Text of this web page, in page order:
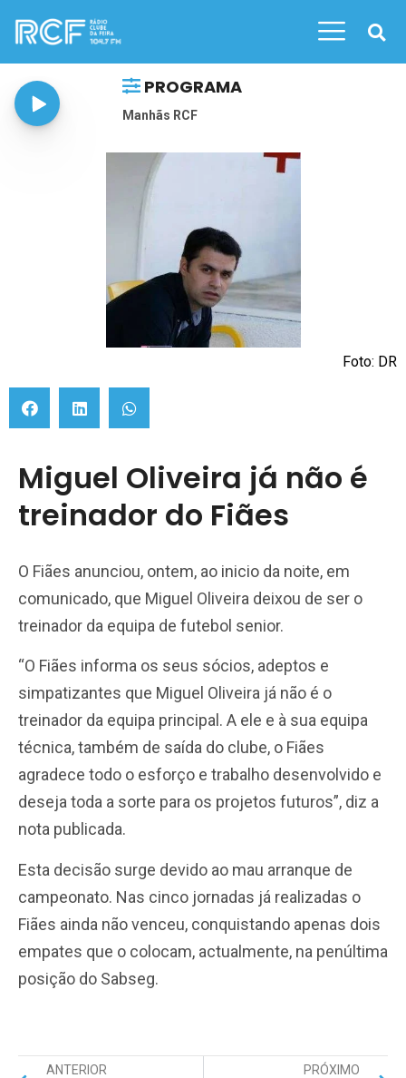
PROGRAMA
Manhãs RCF
Foto: DR
Miguel Oliveira já não é
treinador do Fiães
O Fiães anunciou, ontem, ao inicio da noite, em
comunicado, que Miguel Oliveira deixou de ser o
treinador da equipa de futebol senior.
“O Fiães informa os seus sócios, adeptos e
simpatizantes que Miguel Oliveira já não é o
treinador da equipa principal. A ele e à sua equipa
técnica, também de saída do clube, o Fiães
agradece todo o esforço e trabalho desenvolvido e
deseja toda a sorte para os projetos futuros”, diz a
nota publicada.
Esta decisão surge devido ao mau arranque de
campeonato. Nas cinco jornadas já realizadas o
Fiães ainda não venceu, conquistando apenas dois
empates que o colocam, actualmente, na penúltima
posição do Sabseg.
ANTERIOR PRÓXIMO